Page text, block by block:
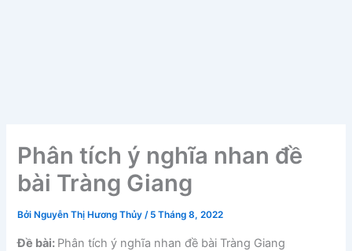
Phân tích ý nghĩa nhan đề
bài Tràng Giang
Bởi Nguyễn Thị Hương Thủy/ 5 Tháng 8, 2022
Đề bài: Phân tích ý nghĩa nhan đề bài Tràng Giang